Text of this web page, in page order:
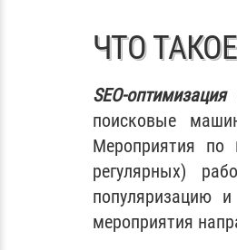
ЧТО
SEO-оптимизация
поисковые
Мероприятия по
регулярных)
популяризацию
мероприятия